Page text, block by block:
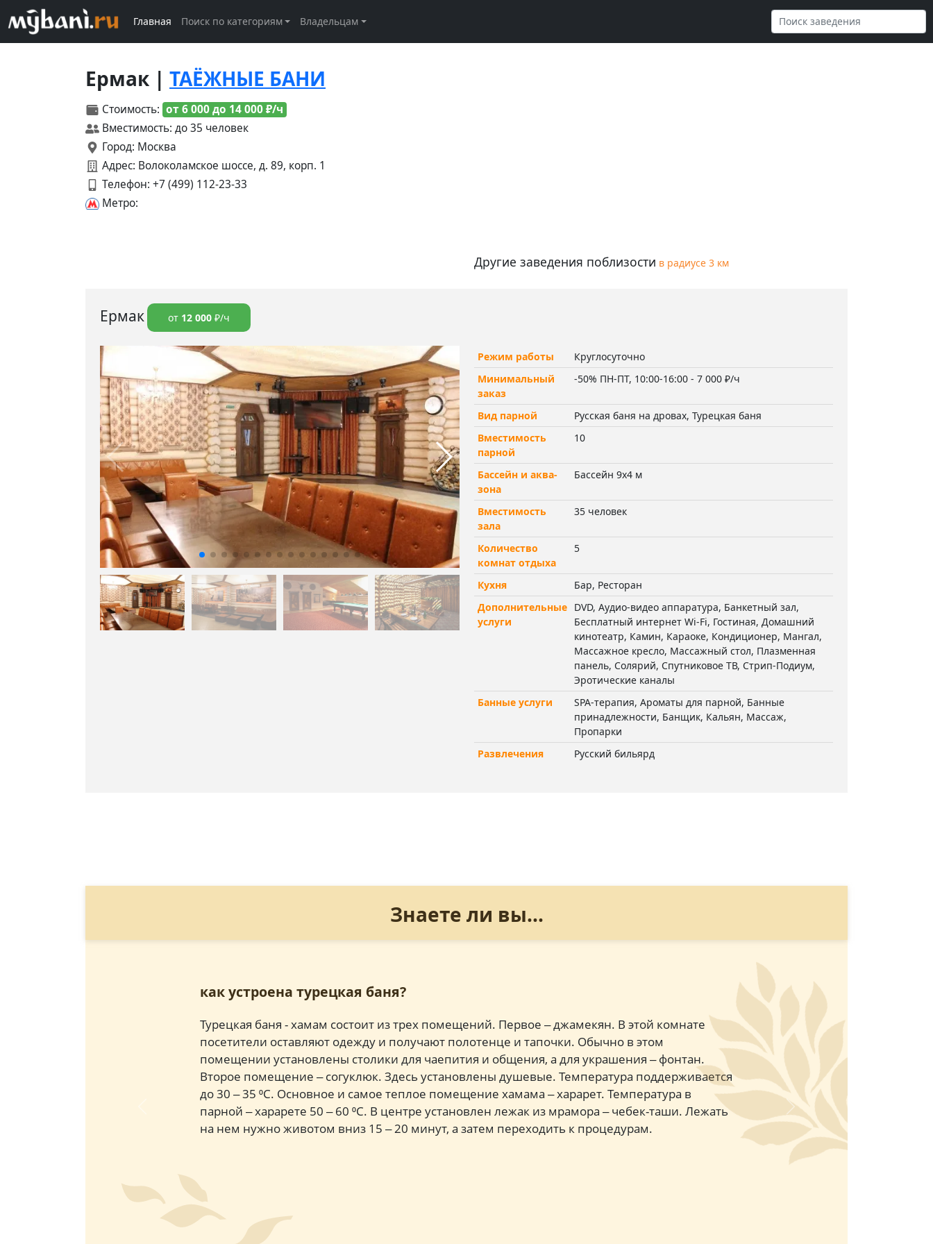
Главная Поиск по категориям Владельцам
Ермак | ТАЁЖНЫЕ БАНИ
Стоимость: от 6 000 до 14 000 ₽/ч
Вместимость: до 35 человек
Город: Москва
Адрес: Волоколамское шоссе, д. 89, корп. 1
Телефон: +7 (499) 112-23-33
Метро:
Другие заведения поблизости в радиусе 3 км
Ермак от 12 000 ₽/ч
Режим работы
Круглосуточно
Минимальный
заказ
-50% ПН-ПТ, 10:00-16:00 - 7 000 ₽/ч
Вид парной
Русская баня на дровах, Турецкая баня
Вместимость
парной
10
Бассейн и аква-
зона
Бассейн 9x4 м
Вместимость
зала
35 человек
Количество
комнат отдыха
5
Кухня
Бар, Ресторан
Дополнительные
услуги
DVD, Аудио-видео аппаратура, Банкетный зал,
Бесплатный интернет Wi-Fi, Гостиная, Домашний
кинотеатр, Камин, Караоке, Кондиционер, Мангал,
Массажное кресло, Массажный стол, Плазменная
панель, Солярий, Спутниковое ТВ, Стрип-Подиум,
Эротические каналы
Банные услуги
SPA-терапия, Ароматы для парной, Банные
принадлежности, Банщик, Кальян, Массаж,
Пропарки
Развлечения
Русский бильярд
Знаете ли вы...
как устроена турецкая баня?
Турецкая баня - хамам состоит из трех помещений. Первое ‒ джамекян. В этой комнате
посетители оставляют одежду и получают полотенце и тапочки. Обычно в этом
помещении установлены столики для чаепития и общения, а для украшения ‒ фонтан.
Второе помещение ‒ согуклюк. Здесь установлены душевые. Температура поддерживается
до 30 ‒ 35 ⁰С. Основное и самое теплое помещение хамама ‒ харарет. Температура в
парной ‒ харарете 50 ‒ 60 ⁰С. В центре установлен лежак из мрамора ‒ чебек-таши. Лежать
на нем нужно животом вниз 15 ‒ 20 минут, а затем переходить к процедурам.
Next